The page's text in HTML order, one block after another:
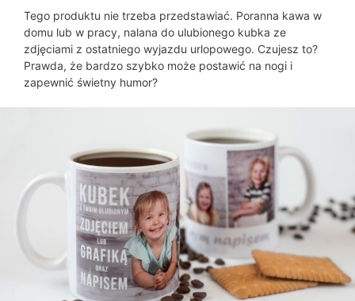
Tego produktu nie trzeba przedstawiać. Poranna kawa w
domu lub w pracy, nalana do ulubionego kubka ze
zdjęciami z ostatniego wyjazdu urlopowego. Czujesz to?
Prawda, że bardzo szybko może postawić na nogi i
zapewnić świetny humor?